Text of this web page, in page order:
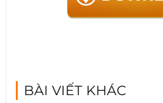
BÀI VIẾT KHÁC